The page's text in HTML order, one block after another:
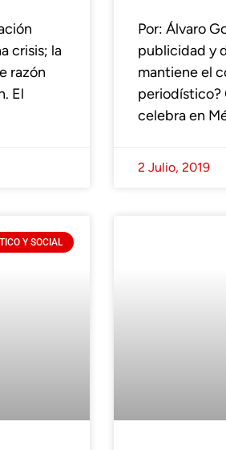
crisis; la
razón
El
Por: Álvaro
publicidad y
mantiene el
periodístico?
celebra en
2 Julio, 2019
Y SOCIAL